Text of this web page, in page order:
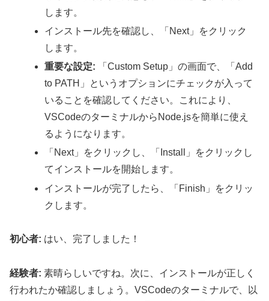
します。
インストール先を確認し、「Next」をクリック
します。
重要な設定: 「Custom Setup」の画面で、「Add
to PATH」というオプションにチェックが入って
いることを確認してください。これにより、
VSCodeのターミナルからNode.jsを簡単に使え
るようになります。
「Next」をクリックし、「Install」をクリックし
てインストールを開始します。
インストールが完了したら、「Finish」をクリッ
クします。
初心者: はい、完了しました！
経験者: 素晴らしいですね。次に、インストールが正しく
行われたか確認しましょう。VSCodeのターミナルで、以